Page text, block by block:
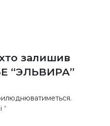
залишив
“ЭЛЬВИРА”
*